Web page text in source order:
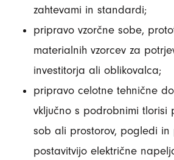
zahtevami in standardi;
pripravo vzorčne sobe,
materialnih vzorcev za
investitorja ali oblikovalca;
pripravo celotne tehnične
vključno s podrobnimi tlorisi
sob ali prostorov, pogledi in
postavitvijo električne